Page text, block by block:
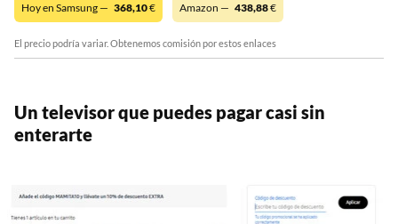
Hoy en Samsung — 368,10€ Amazon — 438,88€
El precio podría variar. Obtenemos comisión por estos enlaces
Un televisor que puedes pagar casi sin
enterarte